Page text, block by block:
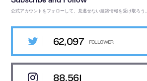
公式アカウントをフォローして、見逃せない建築情報を受け取ろう。
62,097
88,561